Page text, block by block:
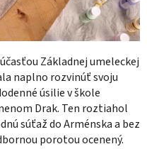
Základnej umeleckej
naplno rozvinúť svoju
úsilie v škole
Drak. Ten roztiahol
súťaž do Arménska a bez
porotou ocenený.